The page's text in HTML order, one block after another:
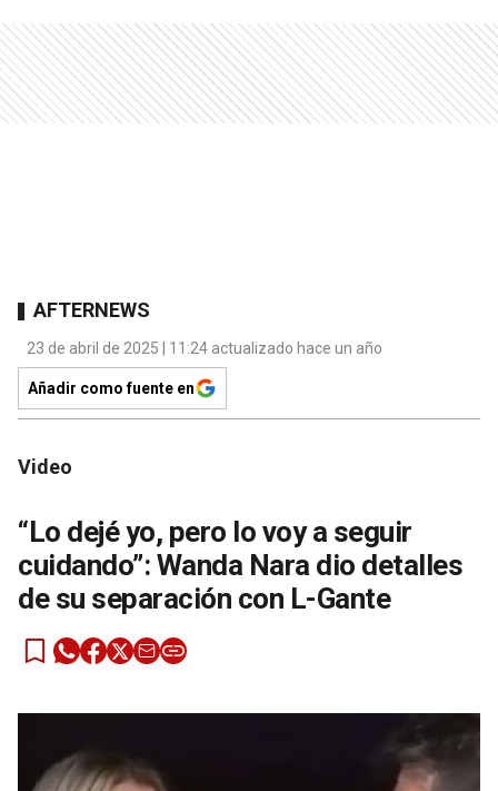
AFTERNEWS
23 de abril de 2025 | 11:24 actualizado hace un año
Añadir como fuente en
Video
“Lo dejé yo, pero lo voy a seguir
cuidando”: Wanda Nara dio detalles
de su separación con L-Gante